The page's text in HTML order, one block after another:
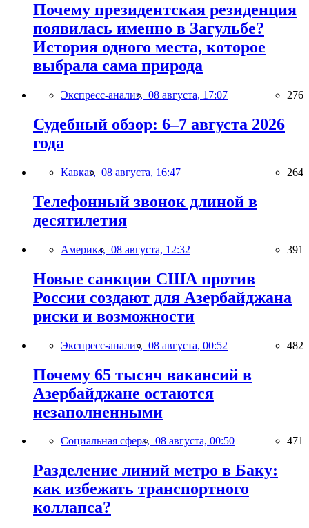
Почему президентская резиденция
появилась именно в Загульбе?
История одного места, которое
выбрала сама природа
Экспресс-анализ, 08 августа, 17:07 276
Судебный обзор: 6–7 августа 2026
года
Кавказ, 08 августа, 16:47 264
Телефонный звонок длиной в
десятилетия
Америка, 08 августа, 12:32 391
Новые санкции США против
России создают для Азербайджана
риски и возможности
Экспресс-анализ, 08 августа, 00:52 482
Почему 65 тысяч вакансий в
Азербайджане остаются
незаполненными
Социальная сфера, 08 августа, 00:50 471
Разделение линий метро в Баку:
как избежать транспортного
коллапса?